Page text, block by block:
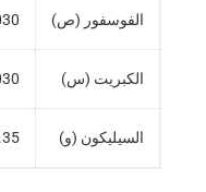
الفوسفور (ص) 0.030
الكبريت (س) 0.030
السيليكون (و)